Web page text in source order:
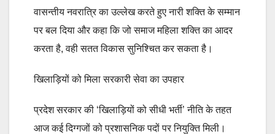
वासन्तीय नवरात्रि का उल्लेख करते हुए नारी शक्ति के सम्मान
पर बल दिया और कहा कि जो समाज महिला शक्ति का आदर
करता है, वही सतत विकास सुनिश्चित कर सकता है।
खिलाड़ियों को मिला सरकारी सेवा का उपहार
प्रदेश सरकार की ‘खिलाड़ियों को सीधी भर्ती’ नीति के तहत
आज कई दिग्गजों को प्रशासनिक पदों पर नियुक्ति मिली।